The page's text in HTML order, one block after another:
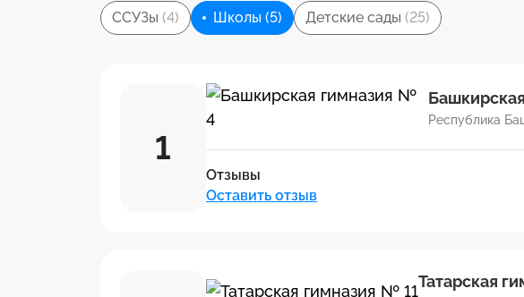
ССУЗы (4) Школы (5) Детские сады (25)
1
Республика
Отзывы
Оставить отзыв
Татарская